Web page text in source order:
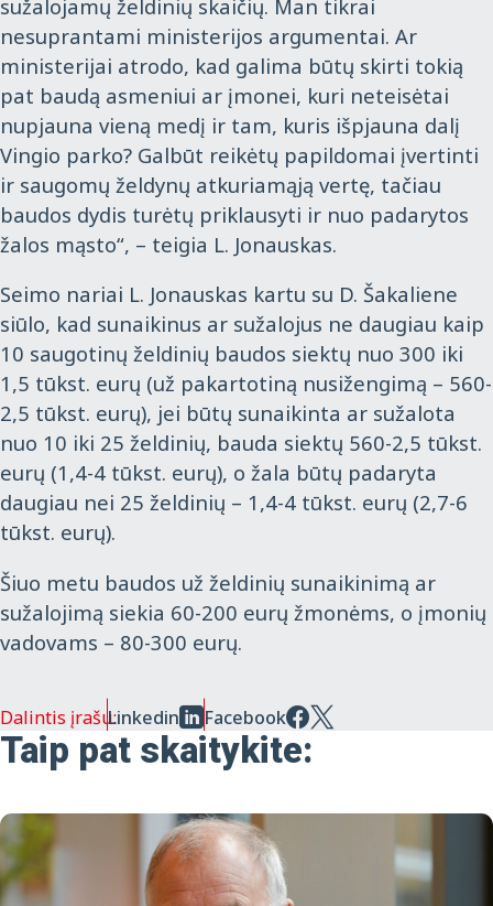
sužalojamų želdinių skaičių. Man tikrai
nesuprantami ministerijos argumentai. Ar
ministerijai atrodo, kad galima būtų skirti tokią
pat baudą asmeniui ar įmonei, kuri neteisėtai
nupjauna vieną medį ir tam, kuris išpjauna dalį
Vingio parko? Galbūt reikėtų papildomai įvertinti
ir saugomų želdynų atkuriamąją vertę, tačiau
baudos dydis turėtų priklausyti ir nuo padarytos
žalos mąsto“, – teigia L. Jonauskas.
Seimo nariai L. Jonauskas kartu su D. Šakaliene
siūlo, kad sunaikinus ar sužalojus ne daugiau kaip
10 saugotinų želdinių baudos siektų nuo 300 iki
1,5 tūkst. eurų (už pakartotiną nusižengimą – 560-
2,5 tūkst. eurų), jei būtų sunaikinta ar sužalota
nuo 10 iki 25 želdinių, bauda siektų 560-2,5 tūkst.
eurų (1,4-4 tūkst. eurų), o žala būtų padaryta
daugiau nei 25 želdinių – 1,4-4 tūkst. eurų (2,7-6
tūkst. eurų).
Šiuo metu baudos už želdinių sunaikinimą ar
sužalojimą siekia 60-200 eurų žmonėms, o įmonių
vadovams – 80-300 eurų.
Dalintis įrašu:Linkedin Facebook
Taip pat skaitykite: